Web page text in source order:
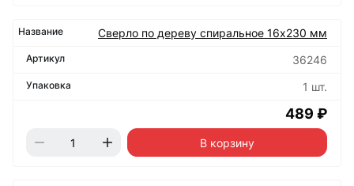
Сверло по дереву спиральное 16х230 мм
36246
1 шт.
489 ₽
В корзину